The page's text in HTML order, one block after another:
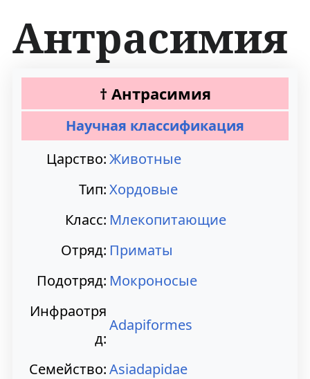
Антрасимия
ПП
† Антрасимия
Научная классификация
Царство:Животные
Тип:Хордовые
Класс: Млекопитающие
Отряд: Приматы
Подотряд: Мокроносые
Инфраотря
д:
Adapiformes
Семейство:Asiadapidae